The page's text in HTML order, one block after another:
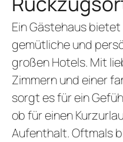
Ein Gästehaus
gemütliche und
großen Hotels. Mit
Zimmern und einer
sorgt es für ein
ob für einen
Aufenthalt. Oftmals